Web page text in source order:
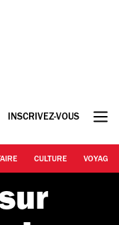
INSCRIVEZ-VOUS
CULTURE VOYAGE